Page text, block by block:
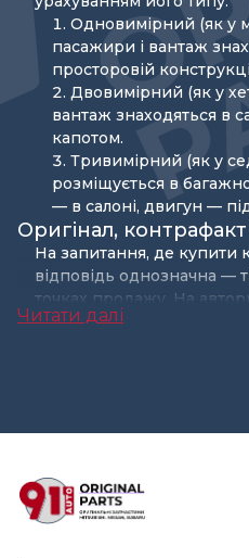
Одновимірний (як у
пасажири і вантаж
просторовій
Двовимірний (як у
вантаж знаходяться в
капотом.
Тривимірний (як у
розміщується в
— в салоні, двигун —
Оригінал,
На запитання, де купити
відповідь однозначна —
точках продажу. На
деталі різного
продовжують строк
можливості.
Аналог — це деталі,
відомого бренду.
Читати далі